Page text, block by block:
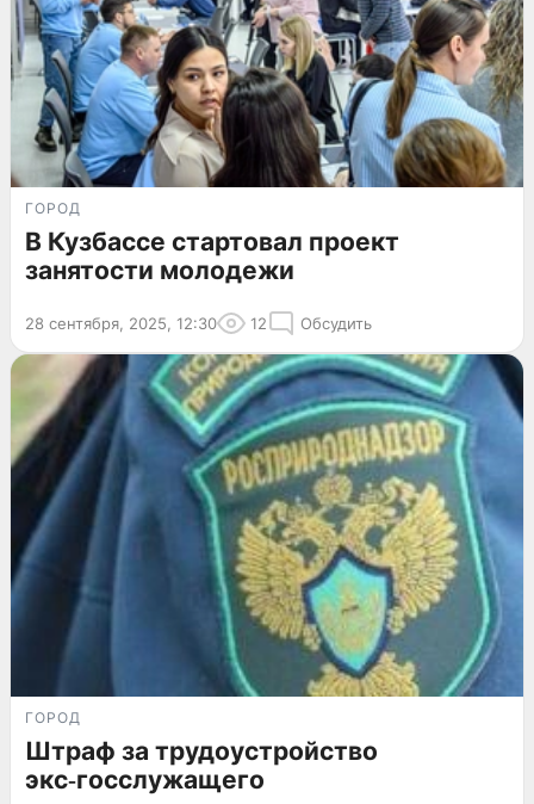
ГОРОД
В Кузбассе стартовал проект
занятости молодежи
28 сентября, 2025, 12:30 12 Обсудить
ГОРОД
Штраф за трудоустройство
экс‑госслужащего